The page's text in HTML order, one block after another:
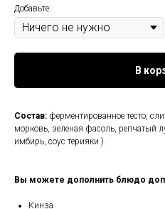
Добавьте:
В
Состав: ферментированное тесто,
морковь, зеленая фасоль, репчатый
имбирь, соус терияки ).
Вы можете дополнить блюдо
Кинза